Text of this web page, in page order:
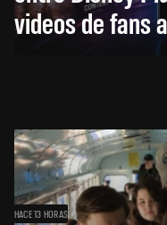
videos de fans
HACE 13 HORAS